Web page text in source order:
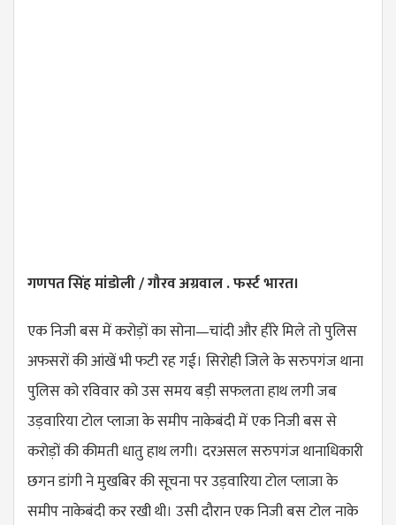
गणपत सिंह मांडोली / गौरव अग्रवाल . फर्स्ट भारत।
एक निजी बस में करोड़ों का सोना—चांदी और हीरे मिले तो पुलिस
अफसरों की आंखें भी फटी रह गई। सिरोही जिले के सरुपगंज थाना
पुलिस को रविवार को उस समय बड़ी सफलता हाथ लगी जब
उड़वारिया टोल प्लाजा के समीप नाकेबंदी में एक निजी बस से
करोड़ों की कीमती धातु हाथ लगी। दरअसल सरुपगंज थानाधिकारी
छगन डांगी ने मुखबिर की सूचना पर उड़वारिया टोल प्लाजा के
समीप नाकेबंदी कर रखी थी। उसी दौरान एक निजी बस टोल नाके